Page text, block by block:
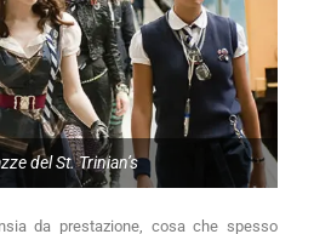
del St. Trinian’s
da prestazione, cosa che spesso